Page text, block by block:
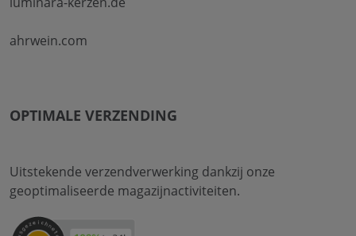
ahrwein.com
OPTIMALE VERZENDING
Uitstekende verzendverwerking dankzij onze
geoptimaliseerde magazijnactiviteiten.